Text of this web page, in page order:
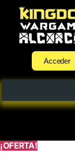
Acceder
¡OFERTA!